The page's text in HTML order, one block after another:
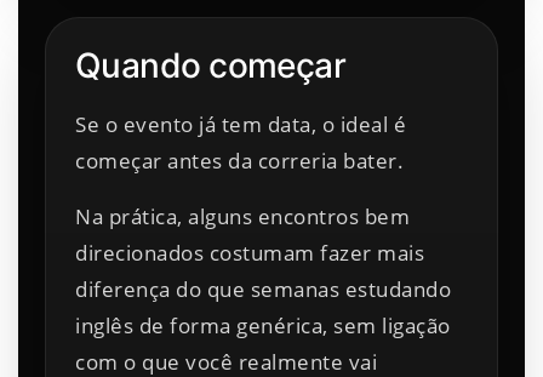
Quando começar
Se o evento já tem data, o ideal é
começar antes da correria bater.
Na prática, alguns encontros bem
direcionados costumam fazer mais
diferença do que semanas estudando
inglês de forma genérica, sem ligação
com o que você realmente vai